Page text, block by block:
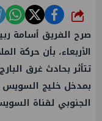
شارك
صرح الفريق أسامة
الأربعاء، بأن حركة
الجنوبي لقناة